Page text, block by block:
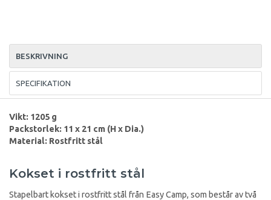
BESKRIVNING
SPECIFIKATION
Vikt: 1205 g
Packstorlek: 11 x 21 cm (H x Dia.)
Material: Rostfritt stål
Kokset i rostfritt stål
Stapelbart kokset i rostfritt stål från Easy Camp, som består av två